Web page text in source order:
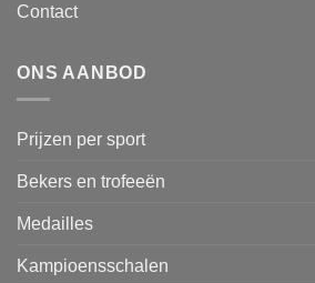
Contact
ONS AANBOD
Prijzen per sport
Bekers en trofeeën
Medailles
Kampioensschalen